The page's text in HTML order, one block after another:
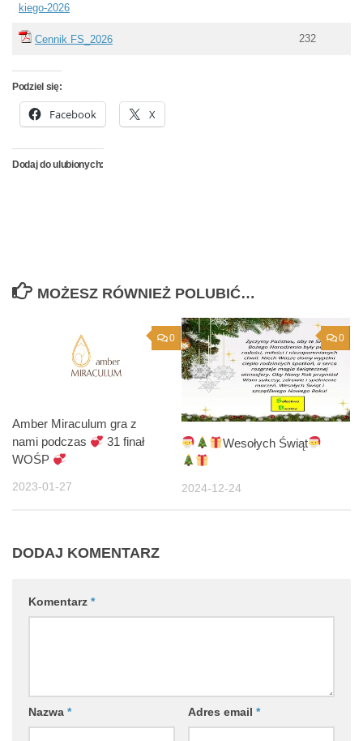
kiego-2026
Cennik FS_2026 232
Podziel się:
Facebook X
Dodaj do ulubionych:
MOŻESZ RÓWNIEŻ POLUBIĆ…
0
Amber Miraculum gra z
nami podczas
31 finał
WOŚP
2023-01-27
0
Wesołych Świąt
2024-12-24
DODAJ KOMENTARZ
Komentarz *
Nazwa * Adres email *